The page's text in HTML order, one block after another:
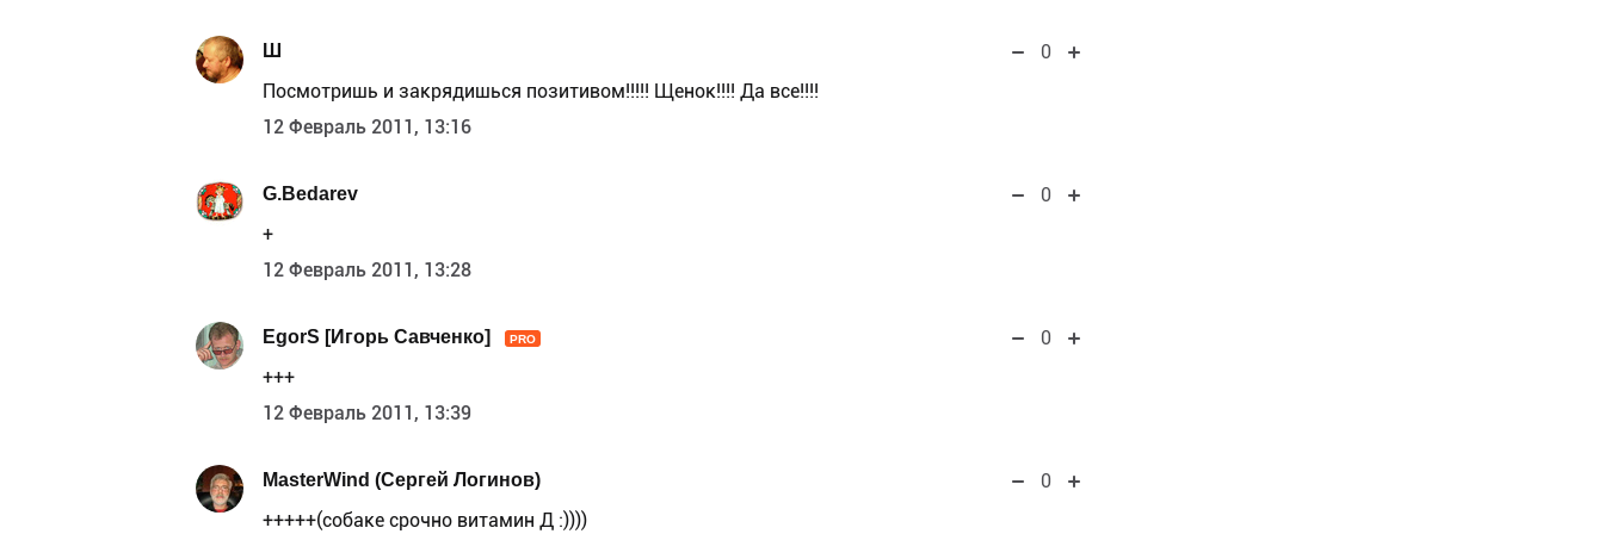
Ш
0
Посмотришь и закрядишься позитивом!!!!! Щенок!!!! Да все!!!!
12 Февраль 2011, 13:16
G.Bedarev
0
+
12 Февраль 2011, 13:28
EgorS [Игорь Савченко] PRO
0
+++
12 Февраль 2011, 13:39
MasterWind (Сергей Логинов)
0
+++++(собаке срочно витамин Д :))))